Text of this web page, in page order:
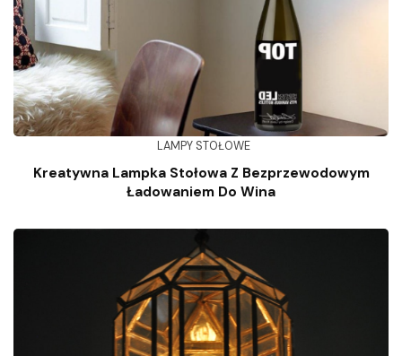
LAMPY STOŁOWE
Kreatywna Lampka Stołowa Z Bezprzewodowym
Ładowaniem Do Wina